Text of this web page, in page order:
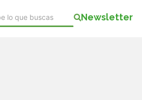
Newsletter